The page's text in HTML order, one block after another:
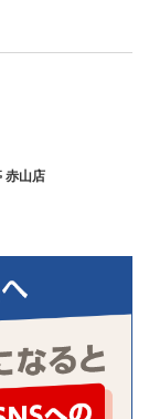
赤山店